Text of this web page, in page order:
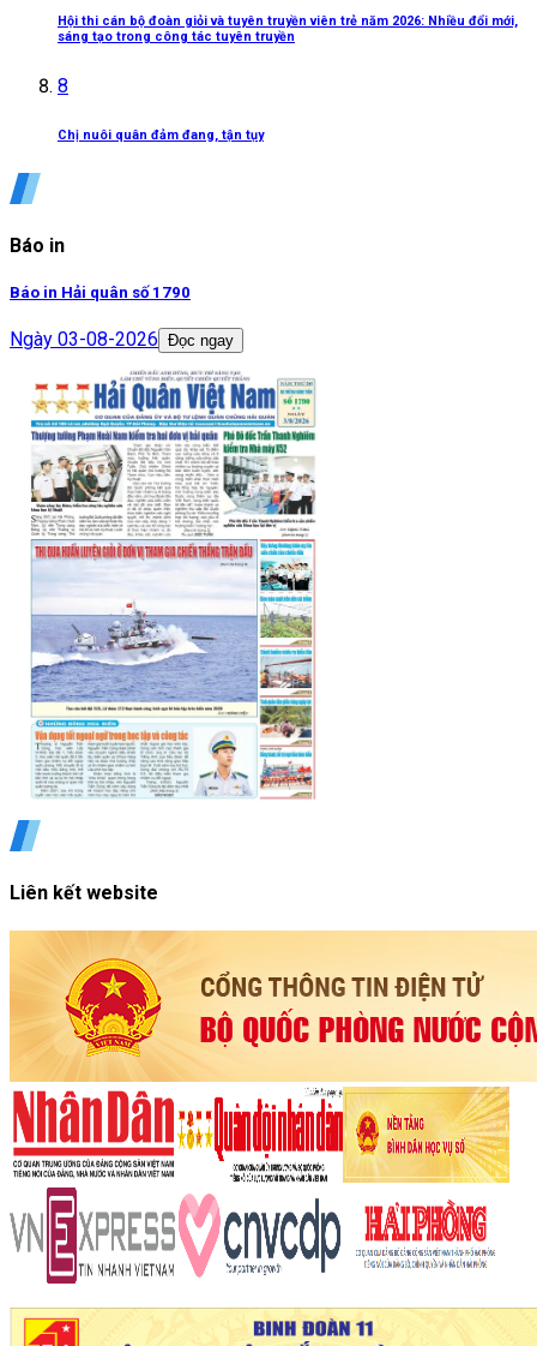
Hội thi cán bộ đoàn giỏi và tuyên truyền viên trẻ năm 2026: Nhiều đổi mới,
sáng tạo trong công tác tuyên truyền
8
Chị nuôi quân đảm đang, tận tụy
Báo in
Báo in Hải quân số 1790
Ngày 03-08-2026 Đọc ngay
Liên kết website